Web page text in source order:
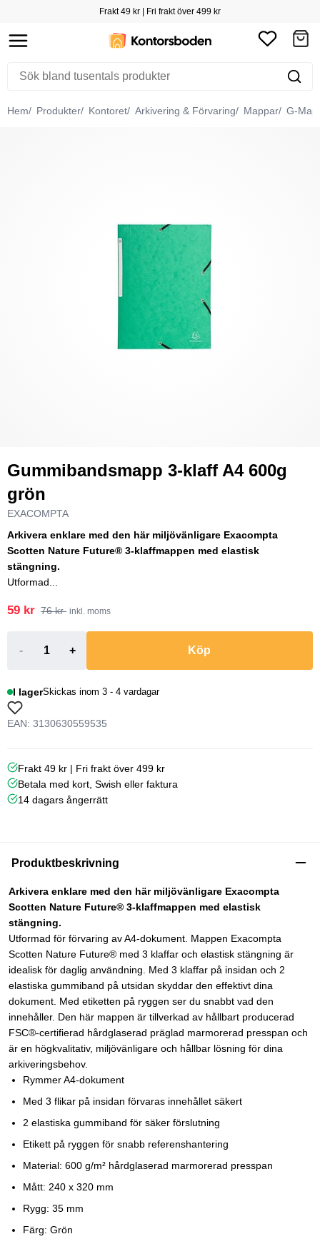
Frakt 49 kr | Fri frakt över 499 kr
Hem Produkter Kontoret Arkivering & Förvaring Mappar G-
Gummibandsmapp 3-klaff A4 600g
grön
EXACOMPTA
Arkivera enklare med den här miljövänligare Exacompta
Scotten Nature Future® 3-klaffmappen med elastisk
stängning.
Utformad...
59 kr 76 kr inkl. moms
- + Köp
I lagerSkickas inom 3 - 4 vardagar
EAN: 3130630559535
Frakt 49 kr | Fri frakt över 499 kr
Betala med kort, Swish eller faktura
14 dagars ångerrätt
Produktbeskrivning
Arkivera enklare med den här miljövänligare Exacompta
Scotten Nature Future® 3-klaffmappen med elastisk
stängning.
Utformad för förvaring av A4-dokument. Mappen Exacompta
Scotten Nature Future® med 3 klaffar och elastisk stängning är
idealisk för daglig användning. Med 3 klaffar på insidan och 2
elastiska gummiband på utsidan skyddar den effektivt dina
dokument. Med etiketten på ryggen ser du snabbt vad den
innehåller. Den här mappen är tillverkad av hållbart producerad
FSC®-certifierad hårdglaserad präglad marmorerad presspan och
är en högkvalitativ, miljövänligare och hållbar lösning för dina
arkiveringsbehov.
Rymmer A4-dokument
Med 3 flikar på insidan förvaras innehållet säkert
2 elastiska gummiband för säker förslutning
Etikett på ryggen för snabb referenshantering
Material: 600 g/m² hårdglaserad marmorerad presspan
Mått: 240 x 320 mm
Rygg: 35 mm
Färg: Grön